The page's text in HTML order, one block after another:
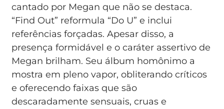
cantado por Megan que não se destaca.
“Find Out” reformula “Do U” e inclui
referências forçadas. Apesar disso, a
presença formidável e o caráter assertivo de
Megan brilham. Seu álbum homônimo a
mostra em pleno vapor, obliterando críticos
e oferecendo faixas que são
descaradamente sensuais, cruas e